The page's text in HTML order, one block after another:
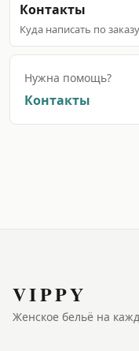
Контакты
Куда написать по заказу
Нужна помощь?
Контакты
VIPPY
Женское бельё на